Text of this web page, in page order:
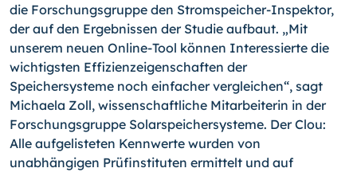
die Forschungsgruppe den Stromspeicher-Inspektor,
der auf den Ergebnissen der Studie aufbaut. „Mit
unserem neuen Online-Tool können Interessierte die
wichtigsten Effizienzeigenschaften der
Speichersysteme noch einfacher vergleichen“, sagt
Michaela Zoll, wissenschaftliche Mitarbeiterin in der
Forschungsgruppe Solarspeichersysteme. Der Clou:
Alle aufgelisteten Kennwerte wurden von
unabhängigen Prüfinstituten ermittelt und auf